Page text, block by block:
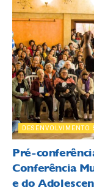
DESENVOLVIMENTO
Pré-
Conferência
e do